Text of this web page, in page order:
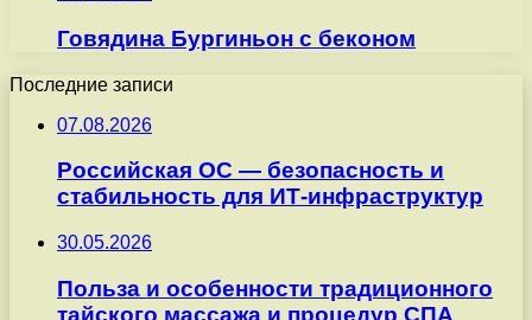
Говядина Бургиньон с беконом
Последние записи
07.08.2026
Российская ОС — безопасность и
стабильность для ИТ-инфраструктур
30.05.2026
Польза и особенности традиционного
тайского массажа и процедур СПА